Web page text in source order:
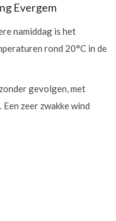
Evergem
namiddag is het
rond 20°C in de
gevolgen, met
zeer zwakke wind